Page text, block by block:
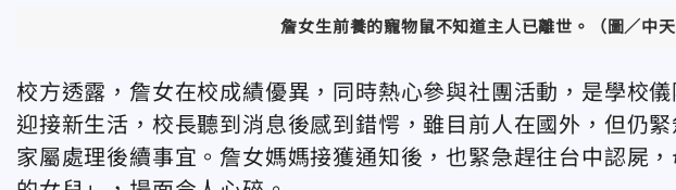
詹女生前養的寵物鼠不知道主人已離世。（圖／中天
校方透露，詹女在校成績優異，同時熱心參與社團活動，是學校
迎接新生活，校長聽到消息後感到錯愕，雖目前人在國外，但仍
家屬處理後續事宜。詹女媽媽接獲通知後，也緊急趕往台中認屍